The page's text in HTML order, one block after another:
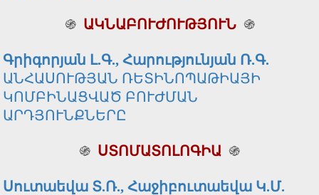
֍ ԱԿՆԱԲՈՒԺՈՒԹՅՈՒՆ ֍
Գրիգորյան Լ.Գ., Հարությունյան Ռ.Գ.
ԱՆՀԱՍՈՒԹՅԱՆ ՌԵՏԻՆՈՊԱԹԻԱՅԻ
ԿՈՄԲԻՆԱՑՎԱԾ ԲՈՒԺՄԱՆ
ԱՐԴՅՈՒՆՔՆԵՐԸ
֍ ՍՏՈՄԱՏՈԼՈԳԻԱ ֍
Սուտաեվա Տ.Ռ., Հաջիբուտաեվա Կ.Մ.